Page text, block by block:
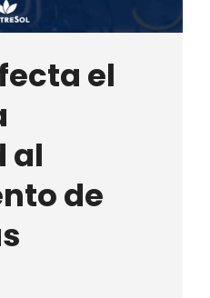
el
al
de